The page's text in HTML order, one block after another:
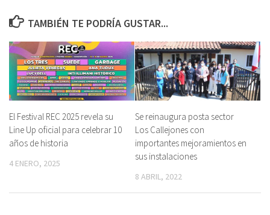
TAMBIÉN TE PODRÍA GUSTAR...
El Festival REC 2025 revela su
Line Up oficial para celebrar 10
años de historia
4 ENERO, 2025
Se reinaugura posta sector
Los Callejones con
importantes mejoramientos en
sus instalaciones
8 ABRIL, 2022